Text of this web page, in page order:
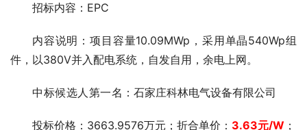
招标内容：EPC
内容说明：项目容量10.09MWp，采用单晶540Wp组
件，以380V并入配电系统，自发自用，余电上网。
中标候选人第一名：石家庄科林电气设备有限公司
投标价格：3663.9576万元；折合单价： 3.63元/W ；